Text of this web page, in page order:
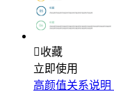
收藏
立即使用
高颜值关系说